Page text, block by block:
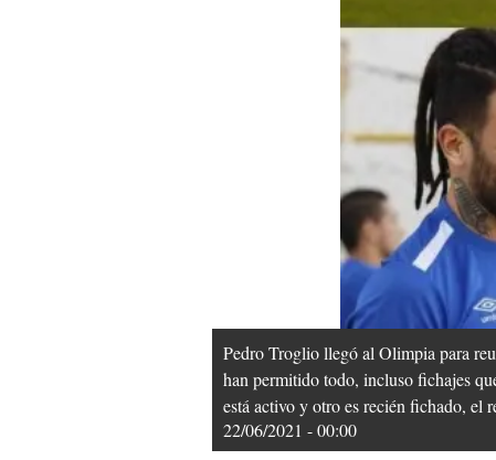
Pedro Troglio llegó al Olimpia para
han permitido todo, incluso fichajes
está activo y otro es recién fichado,
22/06/2021 - 00:00